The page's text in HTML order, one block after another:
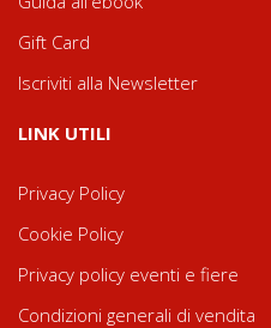
Gift Card
Iscriviti alla Newsletter
LINK UTILI
Privacy Policy
Cookie Policy
Privacy policy eventi e fiere
Condizioni generali di vendita